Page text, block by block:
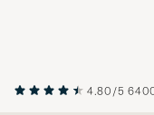
4.80/5